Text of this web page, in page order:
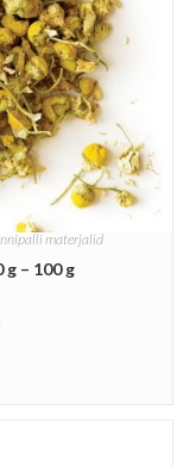
materjalid
– 100 g